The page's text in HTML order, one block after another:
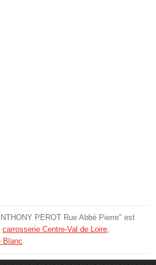
PEROT Rue Abbé Pierre" est
carrosserie Centre-Val de Loire,
Blanc.